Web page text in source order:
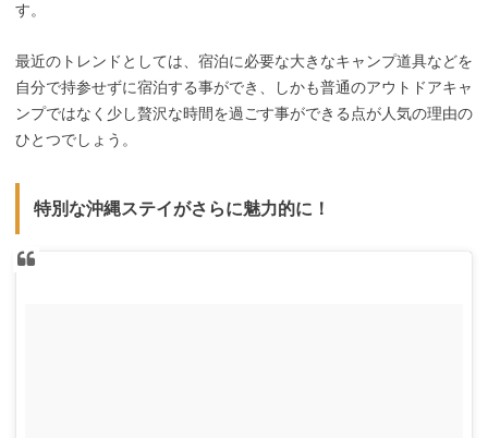
す。
最近のトレンドとしては、宿泊に必要な大きなキャンプ道具などを
自分で持参せずに宿泊する事ができ、しかも普通のアウトドアキャ
ンプではなく少し贅沢な時間を過ごす事ができる点が人気の理由の
ひとつでしょう。
特別な沖縄ステイがさらに魅力的に！